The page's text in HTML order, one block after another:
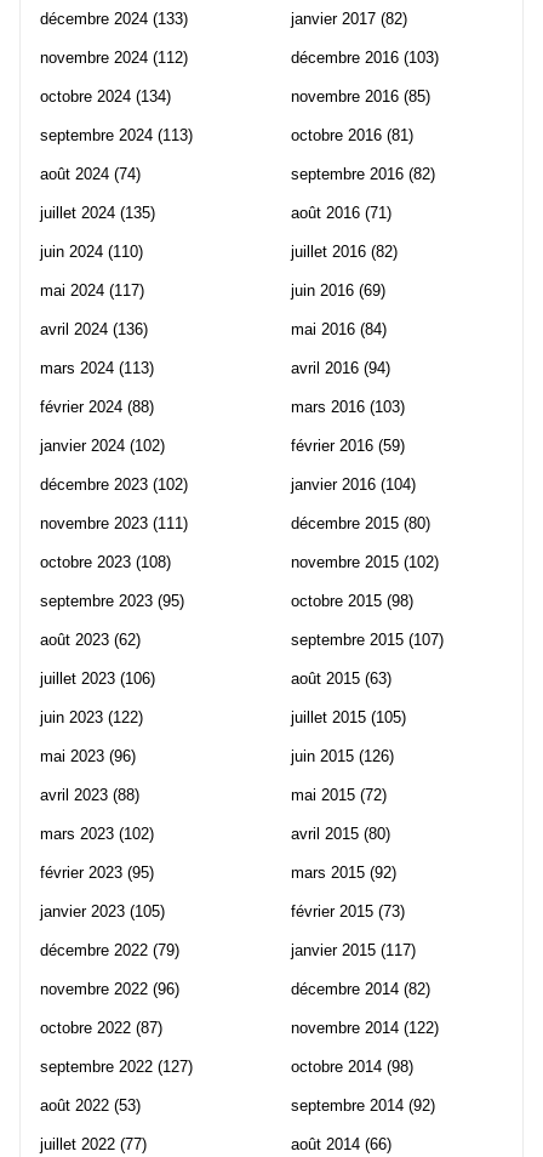
décembre 2024 (133)
novembre 2024 (112)
octobre 2024 (134)
septembre 2024 (113)
août 2024 (74)
juillet 2024 (135)
juin 2024 (110)
mai 2024 (117)
avril 2024 (136)
mars 2024 (113)
février 2024 (88)
janvier 2024 (102)
décembre 2023 (102)
novembre 2023 (111)
octobre 2023 (108)
septembre 2023 (95)
août 2023 (62)
juillet 2023 (106)
juin 2023 (122)
mai 2023 (96)
avril 2023 (88)
mars 2023 (102)
février 2023 (95)
janvier 2023 (105)
décembre 2022 (79)
novembre 2022 (96)
octobre 2022 (87)
septembre 2022 (127)
août 2022 (53)
juillet 2022 (77)
janvier 2017 (82)
décembre 2016 (103)
novembre 2016 (85)
octobre 2016 (81)
septembre 2016 (82)
août 2016 (71)
juillet 2016 (82)
juin 2016 (69)
mai 2016 (84)
avril 2016 (94)
mars 2016 (103)
février 2016 (59)
janvier 2016 (104)
décembre 2015 (80)
novembre 2015 (102)
octobre 2015 (98)
septembre 2015 (107)
août 2015 (63)
juillet 2015 (105)
juin 2015 (126)
mai 2015 (72)
avril 2015 (80)
mars 2015 (92)
février 2015 (73)
janvier 2015 (117)
décembre 2014 (82)
novembre 2014 (122)
octobre 2014 (98)
septembre 2014 (92)
août 2014 (66)